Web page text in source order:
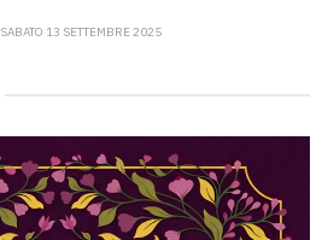
SABATO 13 SETTEMBRE 2025